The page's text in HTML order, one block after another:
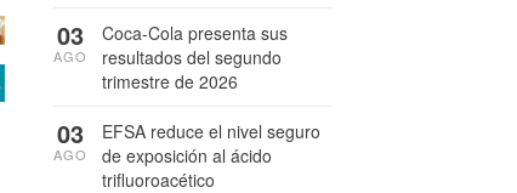
Coca-Cola presenta sus
resultados del segundo
trimestre de 2026
03
AGO
EFSA reduce el nivel seguro
de exposición al ácido
trifluoroacético
03
AGO